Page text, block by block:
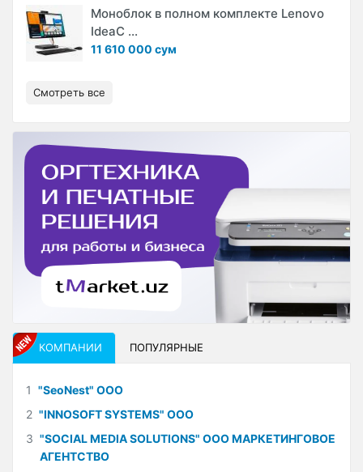
Моноблок в полном комплекте Lenovo
IdeaC ...
11 610 000 сум
Смотреть все
КОМПАНИИ ПОПУЛЯРНЫЕ
1 "SeoNest" ООО
2 "INNOSOFT SYSTEMS" ООО
3 "SOCIAL MEDIA SOLUTIONS" ООО МАРКЕТИНГОВОЕ
АГЕНТСТВО